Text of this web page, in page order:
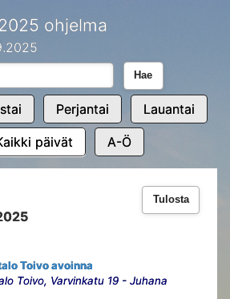
ohjelma
Hae
Perjantai Lauantai
päivät A-Ö
Tulosta
Toivo avoinna
Toivo, Varvinkatu 19 - Juhana